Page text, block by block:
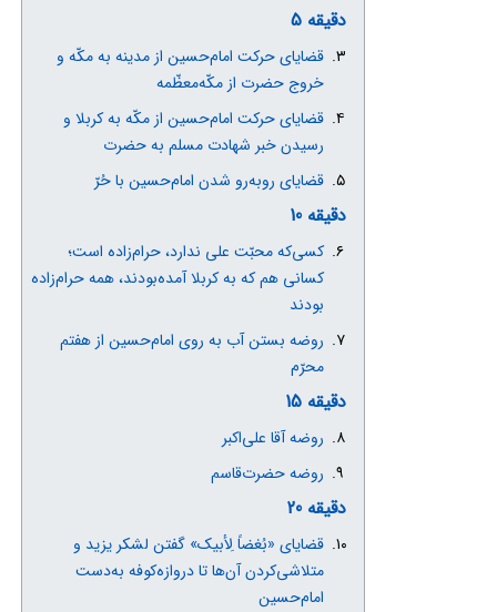
دقیقه 5
قضایای حرکت امام‌حسین از مدینه به مکّه و
خروج حضرت از مکّه‌معظّمه
قضایای حرکت امام‌حسین از مکّه به کربلا و
رسیدن خبر شهادت مسلم به حضرت
قضایای روبه‌رو شدن امام‌حسین با حُرّ
دقیقه 10
کسی‌که محبّت علی ندارد، حرام‌زاده است؛
کسانی هم که به کربلا آمده‌بودند، همه حرام‌زاده
بودند
روضه بستن آب به روی امام‌حسین از هفتم
محرّم
دقیقه 15
روضه آقا علی‌اکبر
روضه حضرت‌قاسم
دقیقه 20
قضایای «بُغضاً لِأبیک» گفتن لشکر یزید و
متلاشی‌کردن آن‌ها تا دروازه‌کوفه به‌دست
امام‌حسین